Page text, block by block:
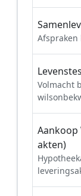
Afspraken
Volmacht
Aankoop
akten)